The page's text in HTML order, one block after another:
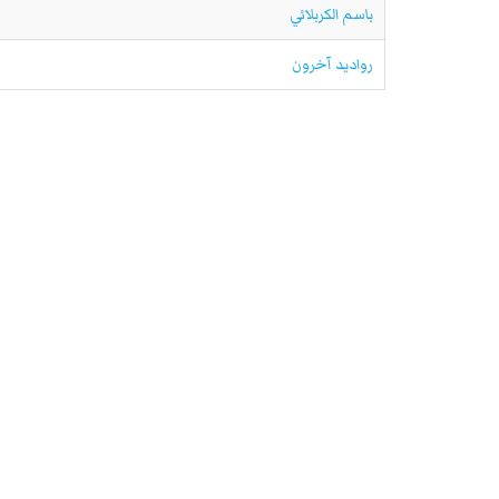
باسم الكربلائي
رواديد آخرون